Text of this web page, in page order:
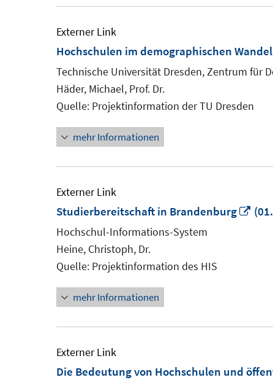
Externer Link
Hochschulen im demographischen
Technische Universität Dresden, Zentrum für
Häder, Michael, Prof. Dr.
Quelle: Projektinformation der TU Dresden
mehr Informationen
Externer Link
Studierbereitschaft in Brandenburg
In
Hochschul-Informations-System
Heine, Christoph, Dr.
Quelle: Projektinformation des HIS
mehr Informationen
Externer Link
Die Bedeutung von Hochschulen und